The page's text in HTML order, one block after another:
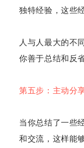
独特经验，这些
人与人最大的不
你善于总结和反
第五步：主动分
当你总结了一些
和交流，这样能